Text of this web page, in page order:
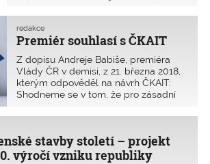
nějaké našli a poslali jí je, již by
nebrečela.Jeden pražský advokát na
otázku, proč mají tak vysokou
hodinovou sazbu, odpověděl:
„Advokacie je služba, prodáváte svůj
mozek. Mercedes taky bude mít
podobnou cenu v zahraničí jako u nás“.
A co prodáváme my autorizovaní?
antimonopolního úřadu, co prodává
nulovou hodnotu.
své odborníky do pracovních skupin
Ministerstva pro místní rozvoj.
Premiér souhlasí s ČKAIT
redakce
Z dopisu Andreje Babiše, premiéra
Vlády ČR v demisi, z 21. března 2018,
kterým odpověděl na návrh ČKAIT:
Shodneme se v tom, že pro zásadní
realizace stavebních záměrů v ČR
stavební zákon. Aby u
stavby století – projekt
výročí vzniku republiky